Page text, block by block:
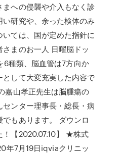
への侵襲や介入もなく診
研究や、余った検体のみ
ては、国が定めた指針に
まのお一人 日曜脳ドッ
6種類、脳血管は7方向か
して大変充実した内容で
山孝正先生は脳腫瘍の
ンター理事長・総長・病
もあります。 ダウンロ
！【2020.07.10】 ★株式
年7月19日iqviaクリニッ